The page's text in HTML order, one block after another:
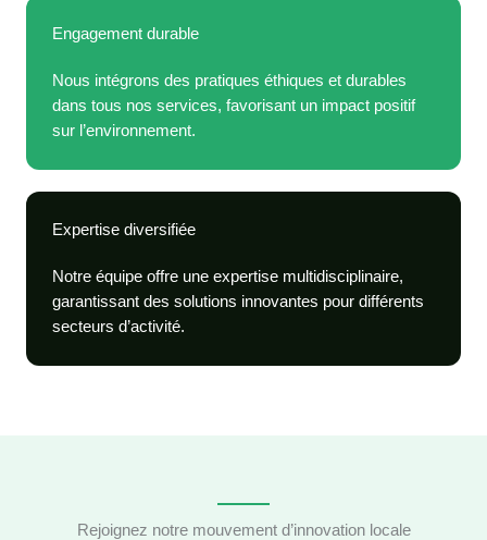
Engagement durable
Nous intégrons des pratiques éthiques et durables
dans tous nos services, favorisant un impact positif
sur l’environnement.
Expertise diversifiée
Notre équipe offre une expertise multidisciplinaire,
garantissant des solutions innovantes pour différents
secteurs d’activité.
Rejoignez notre mouvement d’innovation locale